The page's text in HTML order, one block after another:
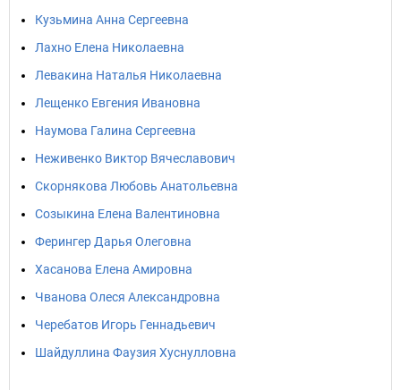
Кузьмина Анна Сергеевна
Лахно Елена Николаевна
Левакина Наталья Николаевна
Лещенко Евгения Ивановна
Наумова Галина Сергеевна
Неживенко Виктор Вячеславович
Скорнякова Любовь Анатольевна
Созыкина Елена Валентиновна
Ферингер Дарья Олеговна
Хасанова Елена Амировна
Чванова Олеся Александровна
Черебатов Игорь Геннадьевич
Шайдуллина Фаузия Хуснулловна